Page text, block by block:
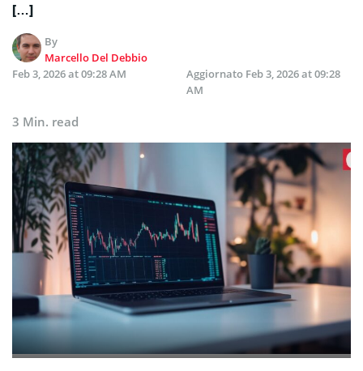
[…]
By
Marcello Del Debbio
Feb 3, 2026 at 09:28 AM
Aggiornato Feb 3, 2026 at 09:28
AM
3 Min. read